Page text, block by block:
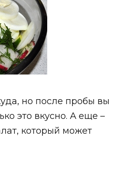
но после пробы вы
это вкусно. А еще –
который может